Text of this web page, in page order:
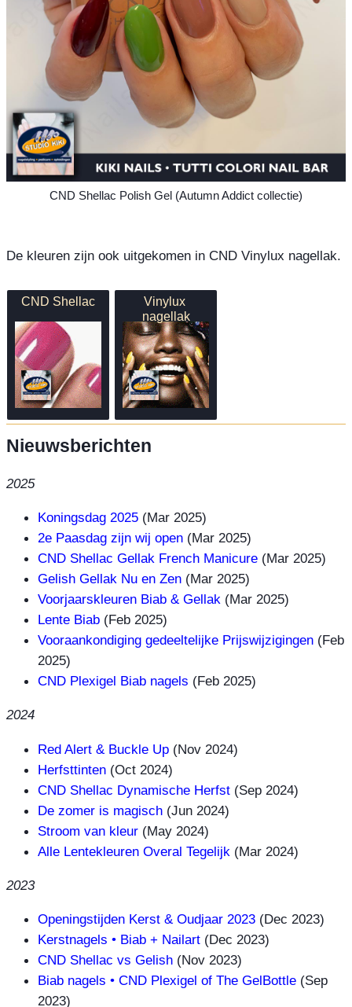
CND Shellac Polish Gel (Autumn Addict collectie)
De kleuren zijn ook uitgekomen in CND Vinylux nagellak.
CND Shellac
Vinylux
nagellak
Nieuwsberichten
2025
Koningsdag 2025 (Mar 2025)
2e Paasdag zijn wij open (Mar 2025)
CND Shellac Gellak French Manicure (Mar 2025)
Gelish Gellak Nu en Zen (Mar 2025)
Voorjaarskleuren Biab & Gellak (Mar 2025)
Lente Biab (Feb 2025)
Vooraankondiging gedeeltelijke Prijswijzigingen (Feb
2025)
CND Plexigel Biab nagels (Feb 2025)
2024
Red Alert & Buckle Up (Nov 2024)
Herfsttinten (Oct 2024)
CND Shellac Dynamische Herfst (Sep 2024)
De zomer is magisch (Jun 2024)
Stroom van kleur (May 2024)
Alle Lentekleuren Overal Tegelijk (Mar 2024)
2023
Openingstijden Kerst & Oudjaar 2023 (Dec 2023)
Kerstnagels • Biab + Nailart (Dec 2023)
CND Shellac vs Gelish (Nov 2023)
Biab nagels • CND Plexigel of The GelBottle (Sep
2023)